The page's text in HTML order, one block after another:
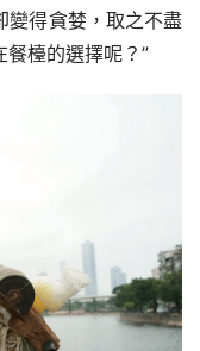
變得貪婪，取之不盡
檯的選擇呢？”